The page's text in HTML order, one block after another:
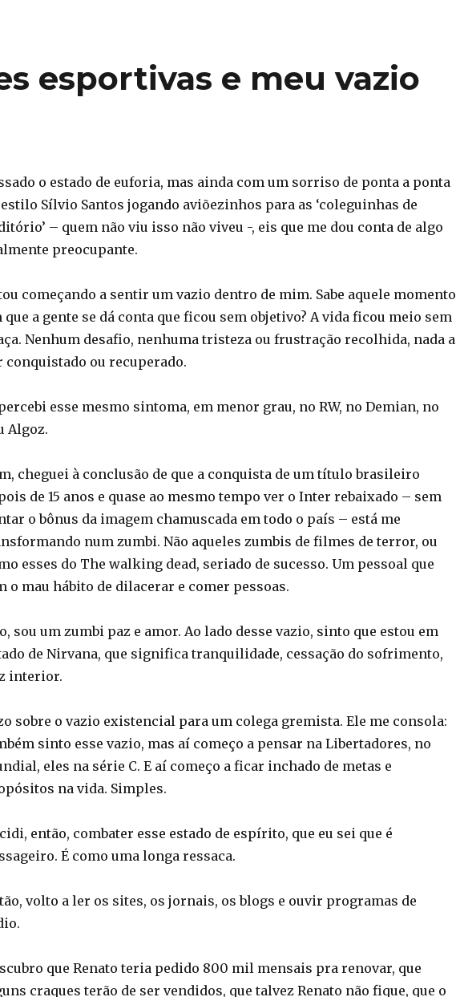
esportivas e meu vazio
o estado de euforia, mas ainda com um sorriso de ponta a ponta
estilo Sílvio Santos jogando aviõezinhos para as ‘coleguinhas de
– quem não viu isso não viveu -, eis que me dou conta de algo
preocupante.
começando a sentir um vazio dentro de mim. Sabe aquele momento
que a gente se dá conta que ficou sem objetivo? A vida ficou meio sem
Nenhum desafio, nenhuma tristeza ou frustração recolhida, nada a
conquistado ou recuperado.
esse mesmo sintoma, em menor grau, no RW, no Demian, no
Algoz.
cheguei à conclusão de que a conquista de um título brasileiro
de 15 anos e quase ao mesmo tempo ver o Inter rebaixado – sem
o bônus da imagem chamuscada em todo o país – está me
num zumbi. Não aqueles zumbis de filmes de terror, ou
esses do The walking dead, seriado de sucesso. Um pessoal que
o mau hábito de dilacerar e comer pessoas.
sou um zumbi paz e amor. Ao lado desse vazio, sinto que estou em
de Nirvana, que significa tranquilidade, cessação do sofrimento,
interior.
sobre o vazio existencial para um colega gremista. Ele me consola:
sinto esse vazio, mas aí começo a pensar na Libertadores, no
eles na série C. E aí começo a ficar inchado de metas e
na vida. Simples.
então, combater esse estado de espírito, que eu sei que é
É como uma longa ressaca.
volto a ler os sites, os jornais, os blogs e ouvir programas de
que Renato teria pedido 800 mil mensais pra renovar, que
craques terão de ser vendidos, que talvez Renato não fique, que o